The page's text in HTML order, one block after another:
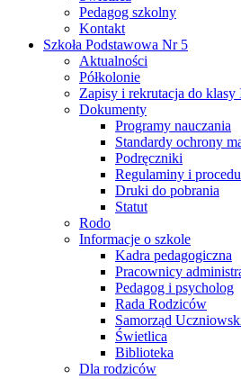
Pedagog szkolny
Kontakt
Szkoła Podstawowa Nr 5
Aktualności
Półkolonie
Zapisy i rekrutacja do klasy
Dokumenty
Programy nauczania
Standardy ochrony
Podręczniki
Regulaminy i
Druki do pobrania
Statut
Rodo
Informacje o szkole
Kadra pedagogiczna
Pracownicy
Pedagog i psycholog
Rada Rodziców
Samorząd
Świetlica
Biblioteka
Dla rodziców